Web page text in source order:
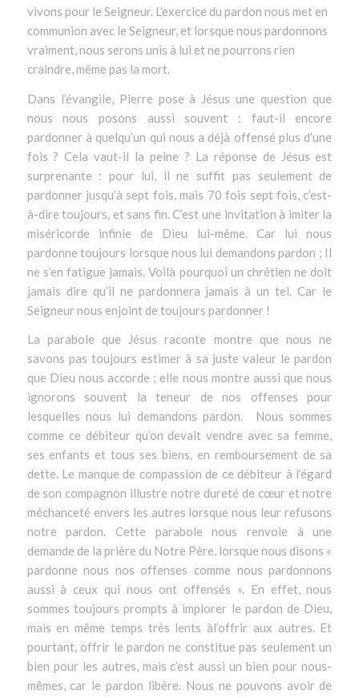
vivons pour le Seigneur. L’exercice du pardon nous met en
communion avec le Seigneur, et lorsque nous pardonnons
vraiment, nous serons unis à​ lui et ne pourrons rien
craindre, même pas la mort.
Dans l’évangile, Pierre pose à Jésus une question que
nous nous posons aussi souvent : faut-il encore
pardonner à quelqu’un qui nous a déjà offensé plus d’une
fois ? Cela vaut-il la peine ? La réponse de Jésus est
surprenante : pour lui, il ne suffit pas seulement de
pardonner jusqu’à sept fois, mais 70 fois sept fois, c’est-
à-dire toujours, et sans fin. C’est une invitation à imiter la
miséricorde infinie de Dieu lui-même. Car lui nous
pardonne toujours lorsque nous lui demandons pardon ; Il
ne s’en fatigue jamais. Voilà pourquoi un chrétien ne doit
jamais dire qu’il ne pardonnera jamais à un tel. Car le
Seigneur nous enjoint de toujours pardonner !
La parabole que Jésus raconte montre que nous ne
savons pas toujours estimer à sa juste valeur le pardon
que Dieu nous accorde ; elle nous montre aussi que nous
ignorons souvent la teneur de nos offenses pour
lesquelles nous lui demandons pardon. Nous sommes
comme ce débiteur qu’on devait vendre avec sa femme,
ses enfants et tous ses biens, en remboursement de sa
dette. Le manque de compassion de ce débiteur à l’égard
de son compagnon illustre notre dureté de cœur et notre
méchanceté envers les autres lorsque nous leur refusons
notre pardon. Cette parabole nous renvoie à une
demande de la prière du Notre Père, lorsque nous disons «
pardonne nous nos offenses comme nous pardonnons
aussi à ceux qui nous ont offensés ». En effet, nous
sommes toujours prompts à implorer le pardon de Dieu,
mais en même temps très lents à​l’offrir aux autres. Et
pourtant, offrir le pardon ne constitue pas seulement un
bien pour les autres, mais c’est aussi ​un bien​ pour nous-
mêmes, car le pardon libère. Nous ne pouvons avoir de